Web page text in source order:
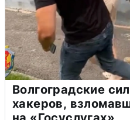
Волгоградские
хакеров,